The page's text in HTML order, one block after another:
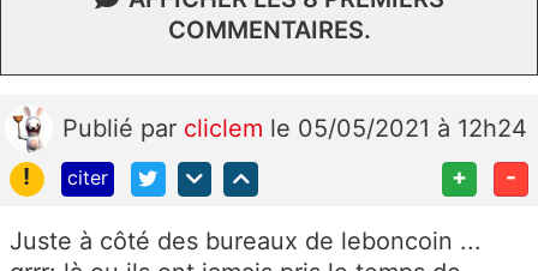
COMMENTAIRES.
Publié par cliclem le 05/05/2021 à 12h24
!
citer + -
Juste à côté des bureaux de leboncoin ...